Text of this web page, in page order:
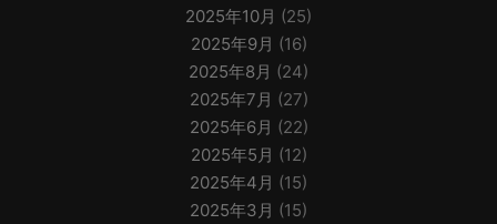
2025年10月 (25)
2025年9月 (16)
2025年8月 (24)
2025年7月 (27)
2025年6月 (22)
2025年5月 (12)
2025年4月 (15)
2025年3月 (15)